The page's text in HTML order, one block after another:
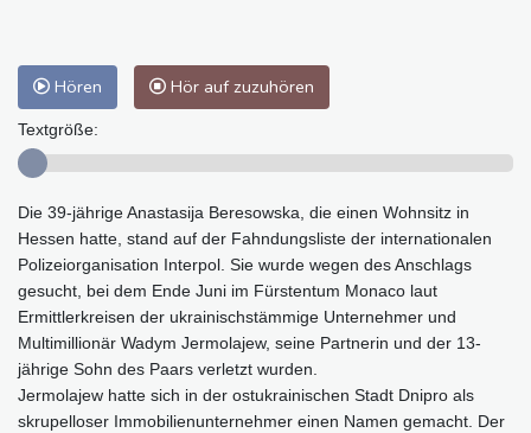
Hören Hör auf zuzuhören
Textgröße:
Die 39-jährige Anastasija Beresowska, die einen Wohnsitz in
Hessen hatte, stand auf der Fahndungsliste der internationalen
Polizeiorganisation Interpol. Sie wurde wegen des Anschlags
gesucht, bei dem Ende Juni im Fürstentum Monaco laut
Ermittlerkreisen der ukrainischstämmige Unternehmer und
Multimillionär Wadym Jermolajew, seine Partnerin und der 13-
jährige Sohn des Paars verletzt wurden.
Jermolajew hatte sich in der ostukrainischen Stadt Dnipro als
skrupelloser Immobilienunternehmer einen Namen gemacht. Der